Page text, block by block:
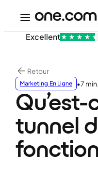
Excellent
Retour
Marketing En Ligne •7
Qu’est-
tunnel